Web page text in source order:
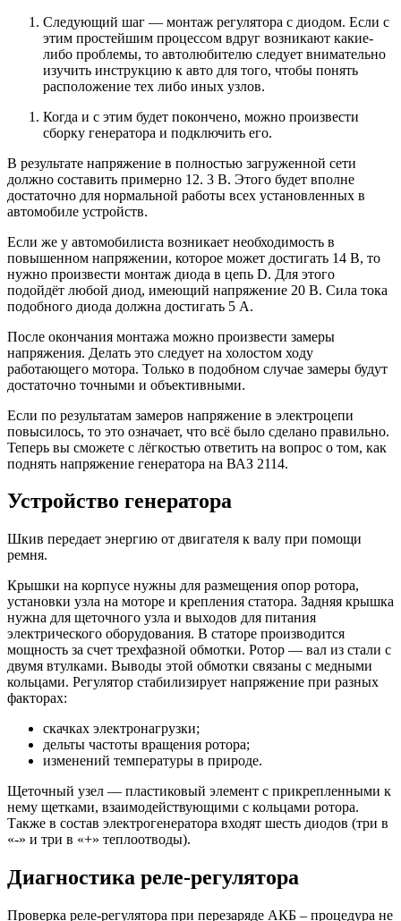
Следующий шаг — монтаж регулятора с диодом. Если с
этим простейшим процессом вдруг возникают какие-
либо проблемы, то автолюбителю следует внимательно
изучить инструкцию к авто для того, чтобы понять
расположение тех либо иных узлов.
Когда и с этим будет покончено, можно произвести
сборку генератора и подключить его.
В результате напряжение в полностью загруженной сети
должно составить примерно 12. 3 В. Этого будет вполне
достаточно для нормальной работы всех установленных в
автомобиле устройств.
Если же у автомобилиста возникает необходимость в
повышенном напряжении, которое может достигать 14 В, то
нужно произвести монтаж диода в цепь D. Для этого
подойдёт любой диод, имеющий напряжение 20 В. Сила тока
подобного диода должна достигать 5 А.
После окончания монтажа можно произвести замеры
напряжения. Делать это следует на холостом ходу
работающего мотора. Только в подобном случае замеры будут
достаточно точными и объективными.
Если по результатам замеров напряжение в электроцепи
повысилось, то это означает, что всё было сделано правильно.
Теперь вы сможете с лёгкостью ответить на вопрос о том, как
поднять напряжение генератора на ВАЗ 2114.
Устройство генератора
Шкив передает энергию от двигателя к валу при помощи
ремня.
Крышки на корпусе нужны для размещения опор ротора,
установки узла на моторе и крепления статора. Задняя крышка
нужна для щеточного узла и выходов для питания
электрического оборудования. В статоре производится
мощность за счет трехфазной обмотки. Ротор — вал из стали с
двумя втулками. Выводы этой обмотки связаны с медными
кольцами. Регулятор стабилизирует напряжение при разных
факторах:
скачках электронагрузки;
дельты частоты вращения ротора;
изменений температуры в природе.
Щеточный узел — пластиковый элемент с прикрепленными к
нему щетками, взаимодействующими с кольцами ротора.
Также в состав электрогенератора входят шесть диодов (три в
«-» и три в «+» теплоотводы).
Диагностика реле-регулятора
Проверка реле-регулятора при перезаряде АКБ – процедура не